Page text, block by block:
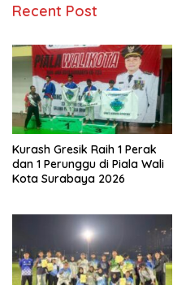
Recent Post
Kurash Gresik Raih 1 Perak
dan 1 Perunggu di Piala Wali
Kota Surabaya 2026